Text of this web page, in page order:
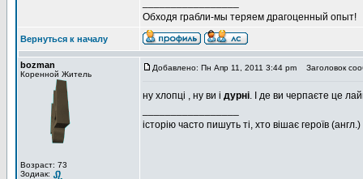
Обходя грабли-мы теряем драгоценный опыт!
Вернуться к началу
bozman
Коренной Житель
Возраст: 73
Зодиак:
Добавлено: Пн Апр 11, 2011 3:44 pm Заголовок
ну хлопці , ну ви і дурні. І де ви черпаєте це
історію часто пишуть ті, хто вішає героїв